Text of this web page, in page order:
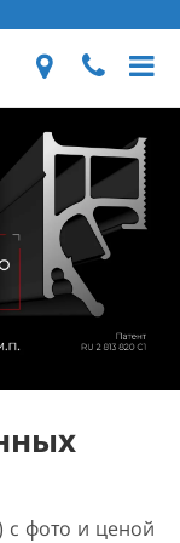
с фото и ценой